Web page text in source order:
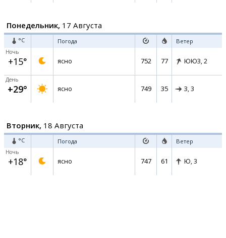
Понедельник, 17 Августа
°C Погода Ветер
Ночь
+15° ясно 752 77 ЮЮЗ, 2
День
+29° ясно 749 35 З, 3
Вторник, 18 Августа
°C Погода Ветер
Ночь
+18° ясно 747 61 Ю, 3